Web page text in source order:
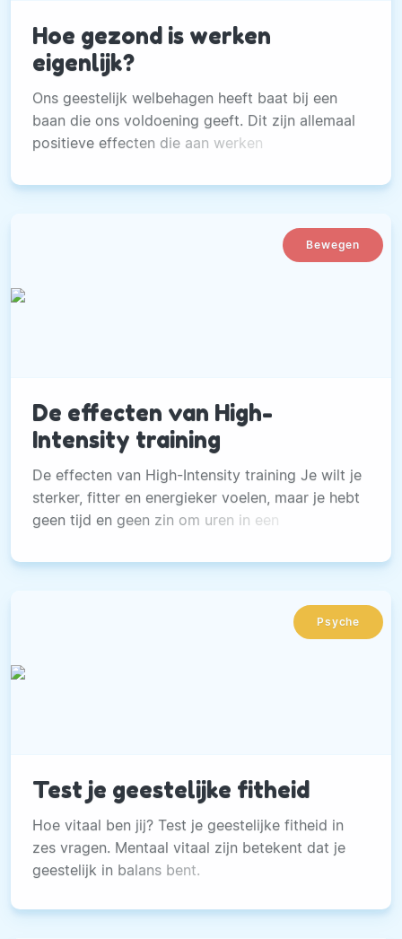
Hoe gezond is werken
eigenlijk?
Ons geestelijk welbehagen heeft baat bij een
baan die ons voldoening geeft. Dit zijn allemaal
positieve effecten die aan werken
Bewegen
De effecten van High-
Intensity training
De effecten van High-Intensity training Je wilt je
sterker, fitter en energieker voelen, maar je hebt
geen tijd en geen zin om uren in een
het ook niet nodig moeten zijn om
Psyche
Test je geestelijke fitheid
Hoe vitaal ben jij? Test je geestelijke fitheid in
zes vragen. Mentaal vitaal zijn betekent dat je
geestelijk in balans bent.